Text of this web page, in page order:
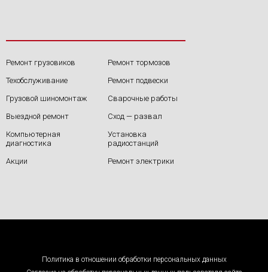
Ремонт грузовиков
Техобслуживание
Грузовой шиномонтаж
Ремонт тормозов
Ремонт подвески
Сварочные работы
Сход — развал
Установка
радиостанций
Компьютерная
диагностика
Ремонт электрики
Выездной ремонт
Акции
Политика в отношении обработки персональных данных